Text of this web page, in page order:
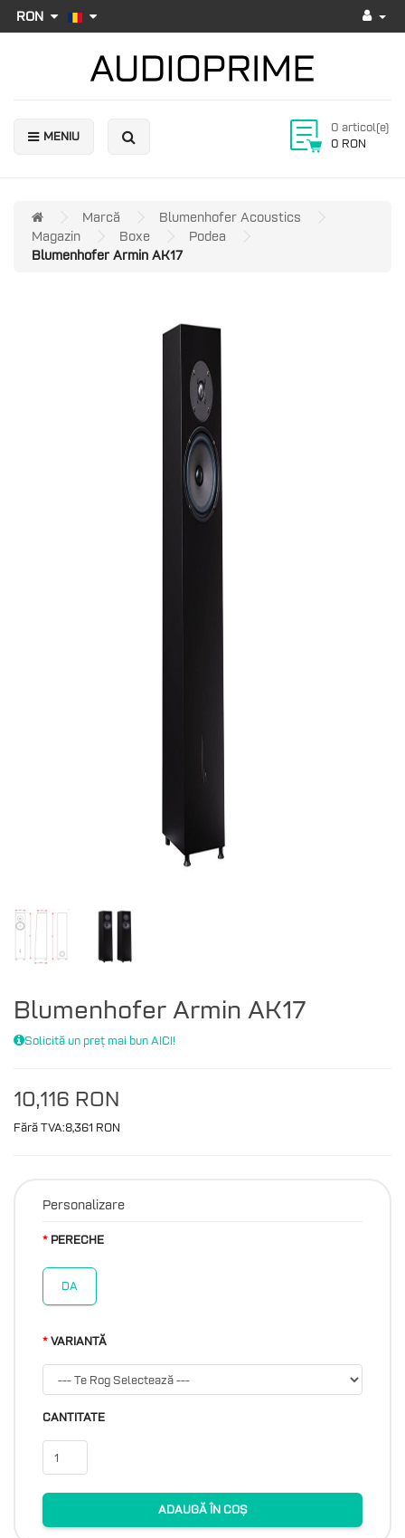
RON
MENIU
0 articol(e)
0 RON
Marcă
Blumenhofer Acoustics
Magazin
Boxe
Podea
Blumenhofer Armin AK17
Blumenhofer Armin AK17
Solicită un preț mai bun AICI!
10,116 RON
Fără TVA:8,361 RON
Personalizare
PERECHE
DA
VARIANTĂ
CANTITATE
ADAUGĂ ÎN COȘ